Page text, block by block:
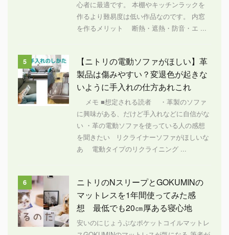
心者に最適です。 本棚やキッチンラックを
作るより難易度は低い作品なのです。 内窓
を作るメリット 断熱・遮熱・防音・エ ...
5
【ニトリの電動ソファがほしい】革
製品は傷みやすい？変退色が起きな
いように手入れの仕方あれこれ
メモ ■想定される読者 ・革製のソファ
に興味がある、だけど手入れなどに自信がな
い ・革の電動ソファを使っている人の感想
を聞きたい リクライナーソファがほしいな
あ 電動タイプのリクライニング ...
6
ニトリのNスリープとGOKUMINの
マットレスを1年間使ってみた感
想 最低でも20㎝厚ある寝心地
安いのにじょうぶなポケットコイルマットレ